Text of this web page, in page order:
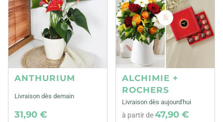
ANTHURIUM
Livraison dès demain
31,90 €
ALCHIMIE +
ROCHERS
Livraison dès aujourd'hui
à partir de47,90 €